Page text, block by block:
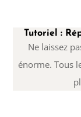
Tutoriel :
Ne laissez
énorme. Tous